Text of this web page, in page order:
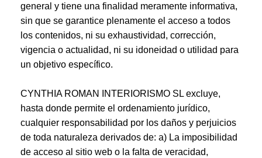
general y tiene una finalidad meramente informativa,
sin que se garantice plenamente el acceso a todos
los contenidos, ni su exhaustividad, corrección,
vigencia o actualidad, ni su idoneidad o utilidad para
un objetivo específico.
CYNTHIA ROMAN INTERIORISMO SL excluye,
hasta donde permite el ordenamiento jurídico,
cualquier responsabilidad por los daños y perjuicios
de toda naturaleza derivados de: a) La imposibilidad
de acceso al sitio web o la falta de veracidad,